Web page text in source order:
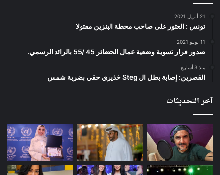
21 أبريل 2021
تونس : العثور على صاحب محطة البنزين مقتولا
11 يونيو 2021
صدور قرار تسوية وضعية عمال الحضائر 45 /55 بالرائد الرسمي.
منذ 3 أسابيع
القصرين: إصابة بطل ال Steg خذيري حقي بضربة شمس
آخر التحديثات